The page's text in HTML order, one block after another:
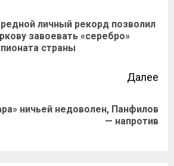
личный рекорд позволил
завоевать «серебро»
страны
Далее
ничьей недоволен, Панфилов
— напротив